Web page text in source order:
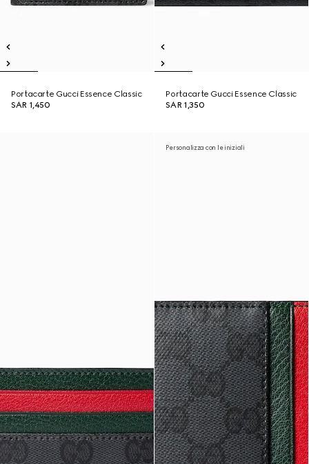
Portacarte Gucci Essence Classic
SAR 1,450
Portacarte Gucci Essence Classic
SAR 1,350
Personalizza con le iniziali